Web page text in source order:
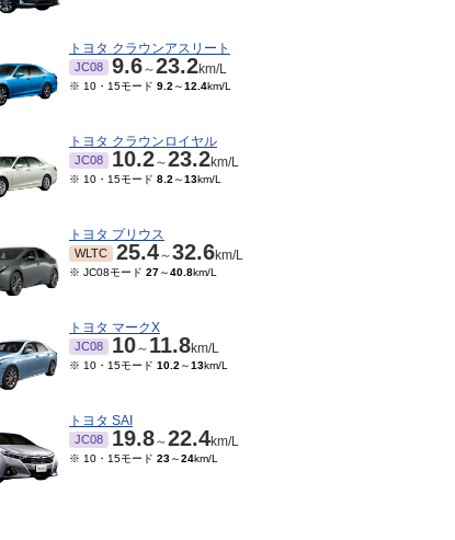
トヨタ クラウンアスリート
JC08 9.6～23.2km/L
※ 10・15モード 9.2 ～12.4km/L
トヨタ クラウンロイヤル
JC08 10.2～23.2km/L
※ 10・15モード 8.2 ～13km/L
トヨタ プリウス
WLTC 25.4～32.6km/L
※ JC08モード 27～40.8km/L
トヨタ マークX
JC08 10～ 11.8km/L
※ 10・15モード 10.2 ～13km/L
トヨタ SAI
JC08 19.8～22.4km/L
※ 10・15モード 23～24km/L